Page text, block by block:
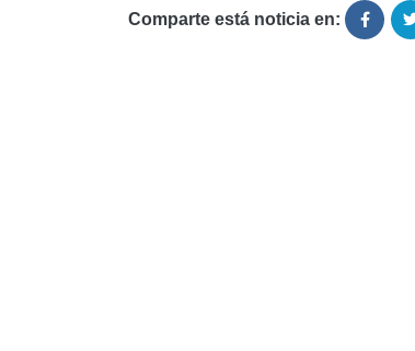
Comparte está noticia en: